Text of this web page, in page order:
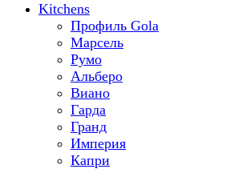
Kitchens
Профиль Gola
Марсель
Румо
Альберо
Виано
Гарда
Гранд
Империя
Капри